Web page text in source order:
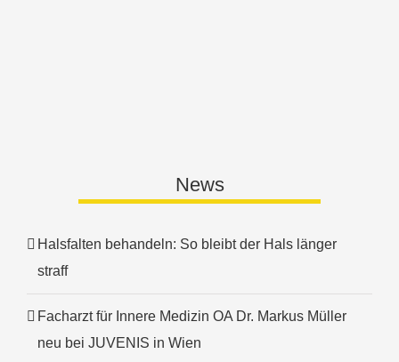
News
Halsfalten behandeln: So bleibt der Hals länger
straff
Facharzt für Innere Medizin OA Dr. Markus Müller
neu bei JUVENIS in Wien